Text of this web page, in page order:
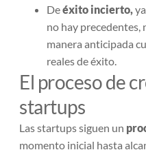
Deéxito incierto,
no hay precedentes,
manera anticipada
reales de éxito.
El proceso de
startups
Las startups siguen un
momento inicial hasta